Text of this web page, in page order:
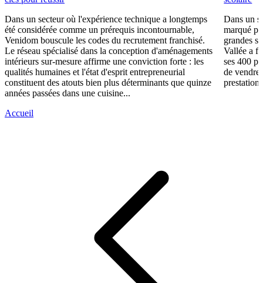
Dans un secteur où l'expérience technique a longtemps
été considérée comme un prérequis incontournable,
Venidom bouscule les codes du recrutement franchisé.
Le réseau spécialisé dans la conception d'aménagements
intérieurs sur-mesure affirme une conviction forte : les
qualités humaines et l'état d'esprit entrepreneurial
constituent des atouts bien plus déterminants que quinze
années passées dans une cuisine...
Dans un
marqué
grandes
Vallée a
ses 400
de vendre
Accueil